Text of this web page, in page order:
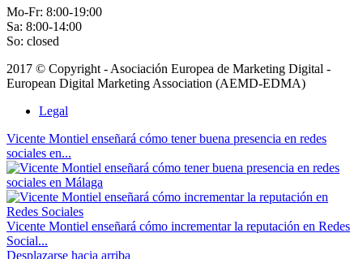
Mo-Fr: 8:00-19:00
Sa: 8:00-14:00
So: closed
2017 © Copyright - Asociación Europea de Marketing Digital -
European Digital Marketing Association (AEMD-EDMA)
Legal
Vicente Montiel enseñará cómo tener buena presencia en redes
sociales en...
Vicente Montiel enseñará cómo incrementar la reputación en Redes
Social...
Desplazarse hacia arriba